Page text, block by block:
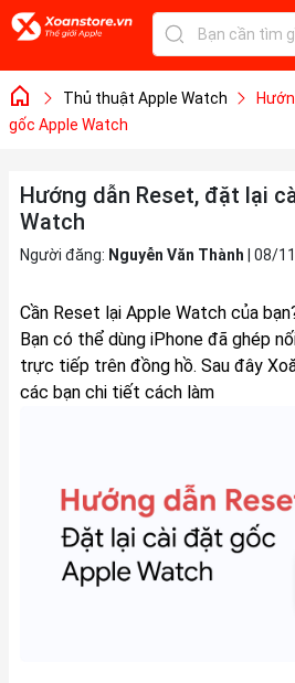
Thủ thuật Apple Watch
gốc Apple Watch
Hướng dẫn Reset, đặt lại
Watch
Người đăng: Nguyễn Văn Thành 08/
Cần Reset lại Apple Watch của
Bạn có thể dùng iPhone đã ghép
trực tiếp trên đồng hồ. Sau đây
các bạn chi tiết cách làm